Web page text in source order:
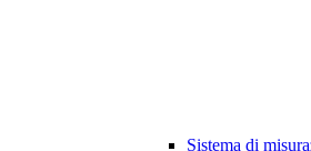
Sistema di